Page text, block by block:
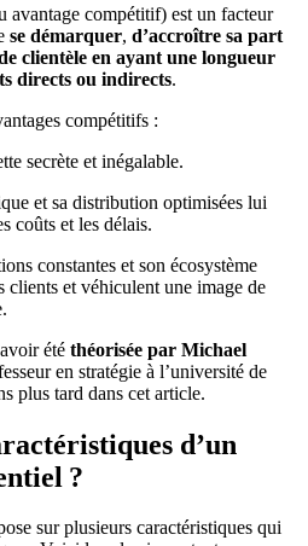
avantage compétitif) est un facteur
se démarquer, d’accroître sa part
clientèle en ayant une longueur
directs ou indirects.
compétitifs :
secrète et inégalable.
et sa distribution optimisées lui
coûts et les délais.
constantes et son écosystème
clients et véhiculent une image de
été théorisée par Michael
en stratégie à l’université de
plus tard dans cet article.
d’un
?
sur plusieurs caractéristiques qui